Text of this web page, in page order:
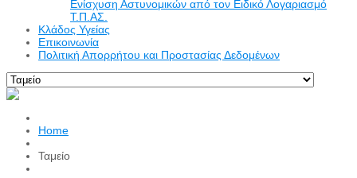
Ενίσχυση Αστυνομικών από τον Ειδικό Λογαριασμό
Τ.Π.ΑΣ.
Κλάδος Υγείας
Επικοινωνία
Πολιτική Απορρήτου και Προστασίας Δεδομένων
Home
Ταμείο